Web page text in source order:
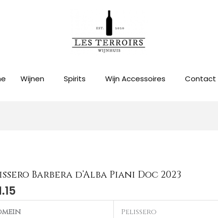
Wijnen Spirits Wijn Accessoires Contact
Barbera d’Alba Piani Doc 2023
Pelissero